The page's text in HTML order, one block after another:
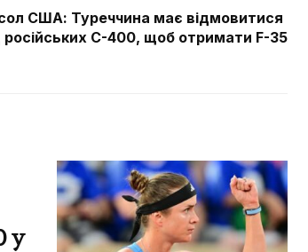
США: Туреччина має відмовитися
російських С-400, щоб отримати F-35
у